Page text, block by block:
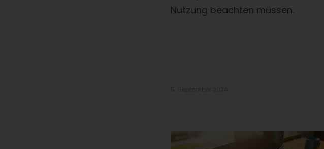
Nutzung beachten müssen.